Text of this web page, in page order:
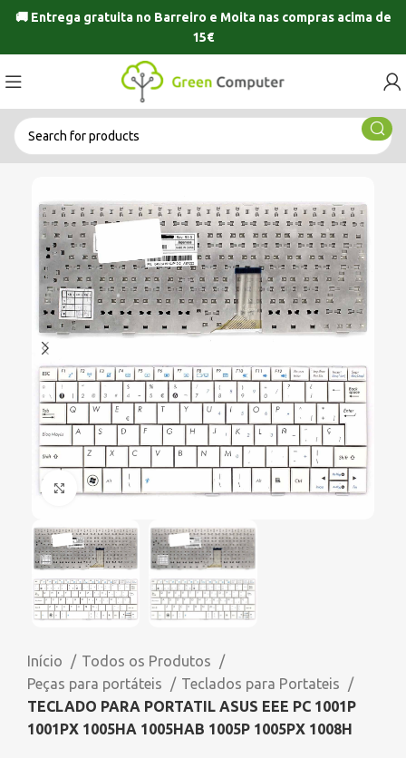
🚚 Entrega gratuita no Barreiro e Moitanas compras acima de
15€
Click to enlarge
Início
Todos os Produtos
Peças para portáteis
Teclados para Portateis
TECLADO PARA PORTATIL ASUS EEE PC 1001P
1001PX 1005HA 1005HAB 1005P 1005PX 1008H